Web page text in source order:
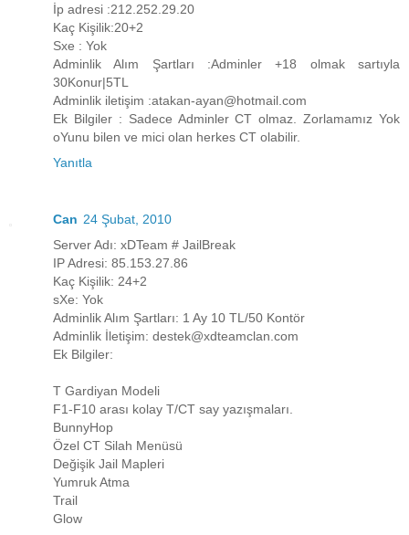
İp adresi :212.252.29.20
Kaç Kişilik:20+2
Sxe : Yok
Adminlik Alım Şartları :Adminler +18 olmak sartıyla
30Konur|5TL
Adminlik iletişim :atakan-ayan@hotmail.com
Ek Bilgiler : Sadece Adminler CT olmaz. Zorlamamız Yok
oYunu bilen ve mici olan herkes CT olabilir.
Yanıtla
Can 24 Şubat, 2010
Server Adı: xDTeam # JailBreak
IP Adresi: 85.153.27.86
Kaç Kişilik: 24+2
sXe: Yok
Adminlik Alım Şartları: 1 Ay 10 TL/50 Kontör
Adminlik İletişim: destek@xdteamclan.com
Ek Bilgiler:
T Gardiyan Modeli
F1-F10 arası kolay T/CT say yazışmaları.
BunnyHop
Özel CT Silah Menüsü
Değişik Jail Mapleri
Yumruk Atma
Trail
Glow